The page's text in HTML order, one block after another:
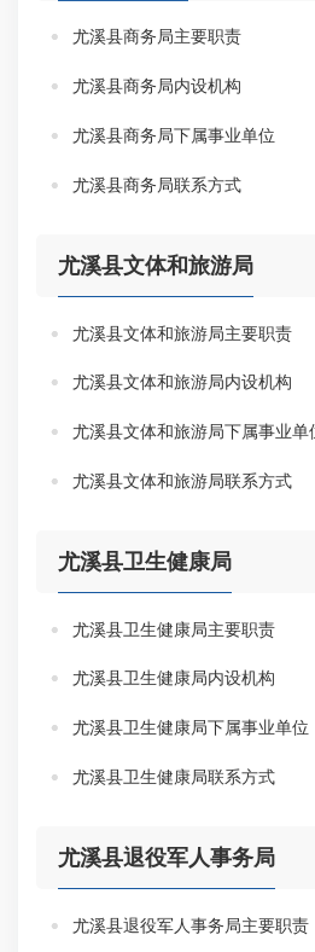
尤溪县商务局主要职责
尤溪县商务局内设机构
尤溪县商务局下属事业单位
尤溪县商务局联系方式
尤溪县文体和旅游局
尤溪县文体和旅游局主要职责
尤溪县文体和旅游局内设机构
尤溪县文体和旅游局下属事业单
尤溪县文体和旅游局联系方式
尤溪县卫生健康局
尤溪县卫生健康局主要职责
尤溪县卫生健康局内设机构
尤溪县卫生健康局下属事业单位
尤溪县卫生健康局联系方式
尤溪县退役军人事务局
尤溪县退役军人事务局主要职责